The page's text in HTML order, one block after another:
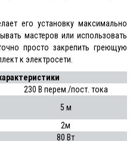
его установку максимально
мастеров или использовать
просто закрепить греющую
к электросети.
230 В перем./пост. тока
5 м
2м
80 Вт